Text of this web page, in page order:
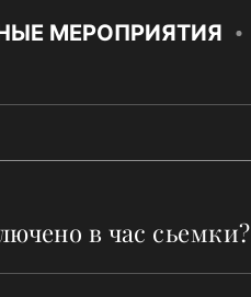
МЕРОПРИЯТИЯ
в час сьемки?